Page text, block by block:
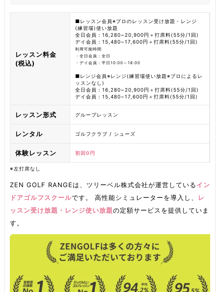
レッスン料金
(税込)
■レッスン会員※プロのレッスン受け放題・レンジ
(練習場)使い放題
全日会員：16,280~20,900円＋打席料(55分/1回)
デイ会員：15,480~17,600円＋打席料(55分/1回)
利用可能時間
・全日会員：全日
・デイ会員：平日10:00～18:00
■レンジ会員※レンジ(練習場使い放題※プロによるレ
ッスンなし)
全日会員：16,280~20,900円＋打席料(55分/1回)
デイ会員：15,480~17,600円＋打席料(55分/1回)
レッスン形式 グループレッスン
レンタル ゴルフクラブ / シューズ
体験レッスン 初回0円
※左打席なし
ZEN GOLF RANGEは、ツリーベル株式会社が運営しているイン
ドアゴルフスクールです。 高性能シミュレーターを導入し、
レ
ッスン受け放題・レンジ使い放題の定額サービスを提供していま
す。